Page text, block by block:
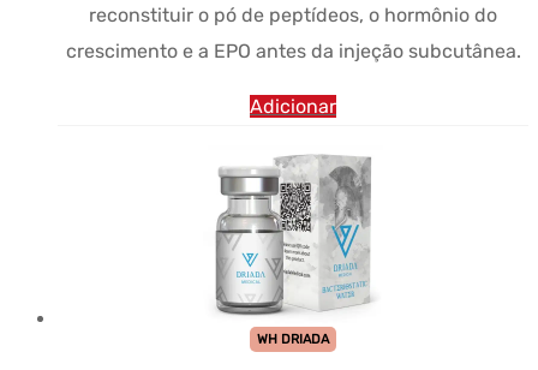
$19.62.
reconstituir o pó de peptídeos, o hormônio do
crescimento e a EPO antes da injeção subcutânea.
Adicionar
WH DRIADA